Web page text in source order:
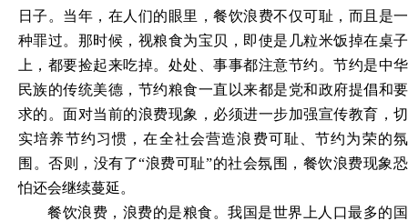
日子。当年，在人们的眼里，餐饮浪费不仅可耻，而且是一
种罪过。那时候，视粮食为宝贝，即使是几粒米饭掉在桌子
上，都要捡起来吃掉。处处、事事都注意节约。节约是中华
民族的传统美德，节约粮食一直以来都是党和政府提倡和要
求的。面对当前的浪费现象，必须进一步加强宣传教育，切
实培养节约习惯，在全社会营造浪费可耻、节约为荣的氛
围。否则，没有了“浪费可耻”的社会氛围，餐饮浪费现象恐
怕还会继续蔓延。
餐饮浪费，浪费的是粮食。我国是世界上人口最多的国